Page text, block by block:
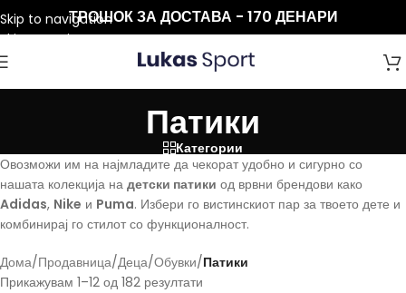
Skip to navigation
Skip to main content
ТРОШОК ЗА ДОСТАВА - 170 ДЕНАРИ
Патики
Категории
Овозможи им на најмладите да чекорат удобно и сигурно со
нашата колекција на детски патики од врвни брендови како
Adidas, Nike и Puma. Избери го вистинскиот пар за твоето дете и
комбинирај го стилот со функционалност.
Дома/Продавница/Деца/Обувки/Патики
Прикажувам 1–12 од 182 резултати